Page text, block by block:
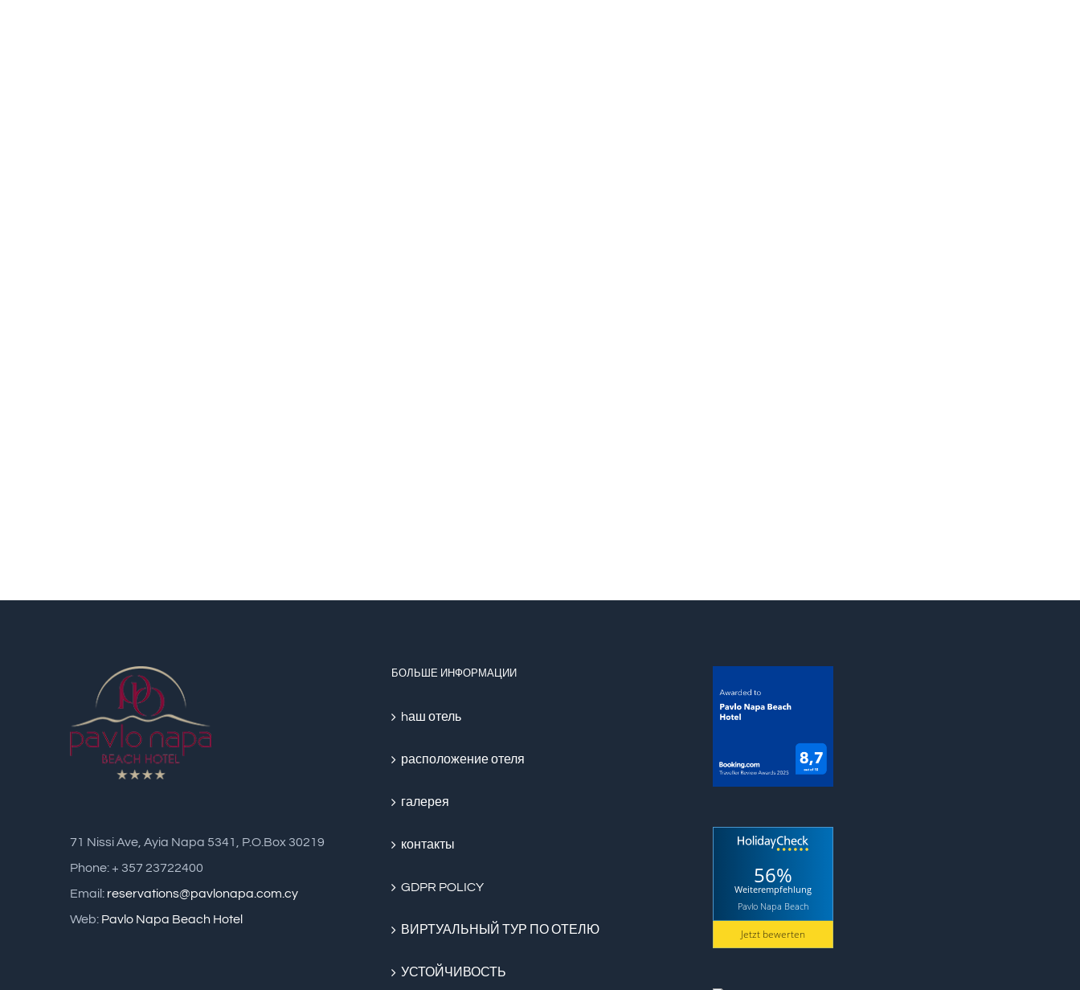
71 Nissi Ave, Ayia Napa 5341, P.O.Box 30219
Phone: + 357 23722400
Email: reservations@pavlonapa.com.cy
Web: Pavlo Napa Beach Hotel
БОЛЬШЕ ИНФОРМАЦИИ
hаш отель
расположение отеля
галерея
контакты
GDPR POLICY
ВИРТУАЛЬНЫЙ ТУР ПО ОТЕЛЮ
УСТОЙЧИВОСТЬ
56%
Weiterempfehlung
Pavlo Napa Beach
Jetzt bewerten